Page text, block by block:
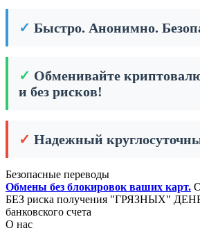
✓ Быстро. Анонимно.
✓ Обменивайте
и без рисков!
✓ Надежный
Безопасные переводы
Обмены без блокировок ваших карт.
БЕЗ риска получения "ГРЯЗНЫХ"
банковского счета
О нас